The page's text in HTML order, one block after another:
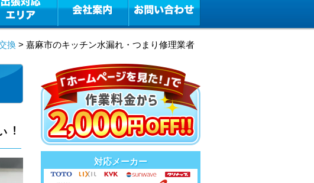
換 > 嘉麻市のキッチン水漏れ・つまり修理業者
︕
対応メーカー